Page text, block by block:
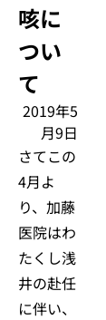
咳に
つい
て
2019年5
月9日
さてこの
4月よ
り、加藤
医院はわ
たくし浅
井の赴任
に伴い、